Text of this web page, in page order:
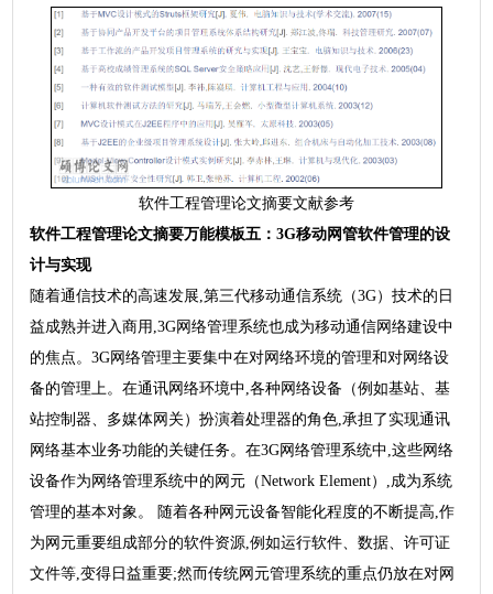
软件工程管理论文摘要文献参考
软件工程管理论文摘要万能模板五：3G移动网管软件管理的设
计与实现
随着通信技术的高速发展,第三代移动通信系统（3G）技术的日
益成熟并进入商用,3G网络管理系统也成为移动通信网络建设中
的焦点。3G网络管理主要集中在对网络环境的管理和对网络设
备的管理上。在通讯网络环境中,各种网络设备（例如基站、基
站控制器、多媒体网关）扮演着处理器的角色,承担了实现通讯
网络基本业务功能的关键任务。在3G网络管理系统中,这些网络
设备作为网络管理系统中的网元（Network Element）,成为系统
管理的基本对象。 随着各种网元设备智能化程度的不断提高,作
为网元重要组成部分的软件资源,例如运行软件、数据、许可证
文件等,变得日益重要;然而传统网元管理系统的重点仍放在对网